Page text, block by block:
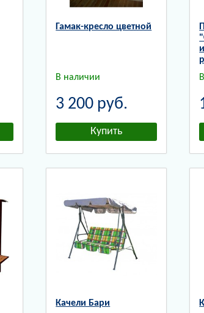
Гамак-кресло цветной
В наличии
3 200 руб.
Качели Бари